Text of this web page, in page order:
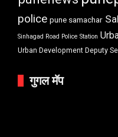
police pune samachar
Sinhagad Road Police Station
Urban Development Deputy
गुगल मॅप